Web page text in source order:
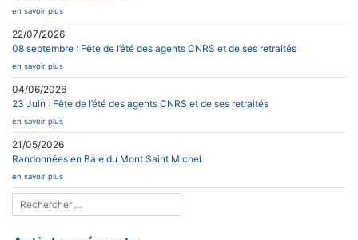
en savoir plus
22/07/2026
08 septembre : Fête de l’été des agents CNRS et de ses retraités
en savoir plus
04/06/2026
23 Juin : Fête de l’été des agents CNRS et de ses retraités
en savoir plus
21/05/2026
Randonnées en Baie du Mont Saint Michel
en savoir plus